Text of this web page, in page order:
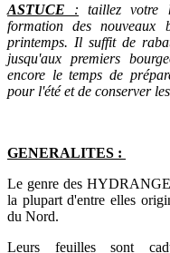
ASTUCE : taillez votre
formation des
printemps. Il suffit de
jusqu'aux premiers
encore le temps de
pour l'été et de conserver
GENERALITES :
Le genre des
la plupart d'entre elles
du Nord.
Leurs feuilles sont